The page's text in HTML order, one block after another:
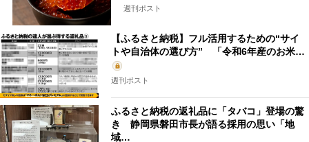
週刊ポスト
【ふるさと納税】フル活用するための“サイ
トや自治体の選び方” 「令和6年産のお米…
週刊ポスト
ふるさと納税の返礼品に「タバコ」登場の驚
き 静岡県磐田市長が語る採用の思い「地
域…